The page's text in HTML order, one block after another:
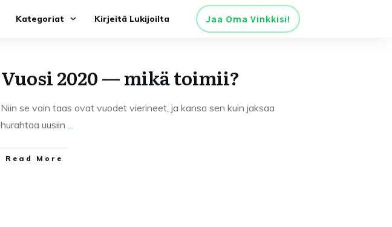
Kategoriat Kirjeitä Lukijoilta Jaa Oma Vinkkisi!
Vuosi 2020 — mikä toimii?
Niin se vain taas ovat vuodet vierineet, ja kansa sen kuin jaksaa
hurahtaa uusiin ...
Read More